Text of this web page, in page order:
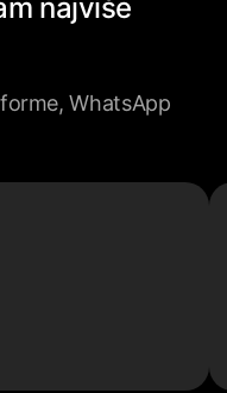
najviše
WhatsApp